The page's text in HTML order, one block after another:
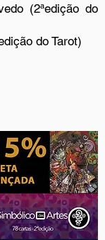
(2ªedição do
do Tarot)